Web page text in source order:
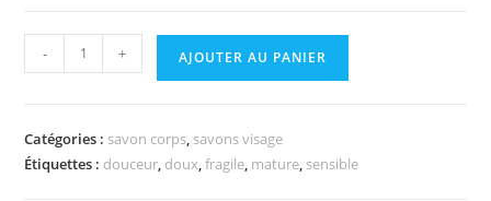
- + AJOUTER AU PANIER
Catégories : savon corps, savons visage
Étiquettes : douceur, doux,fragile, mature, sensible